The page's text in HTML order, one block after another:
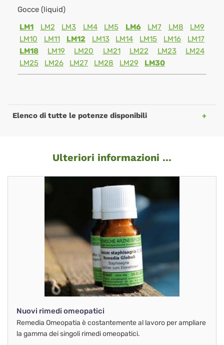
Gocce (liquid)
LM1
LM2 LM3 LM4 LM5 LM6 LM7 LM8
LM9
LM10
LM11 LM12 LM13 LM14 LM15 LM16
LM17
LM18
LM19 LM20 LM21 LM22 LM23
LM24
LM25
LM26 LM27 LM28 LM29 LM30
Elenco di tutte le potenze disponibili
Ulteriori informazioni ...
Nuovi rimedi omeopatici
Remedia Omeopatia è costantemente al lavoro per ampliare
la gamma dei singoli rimedi omeopatici.